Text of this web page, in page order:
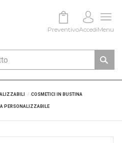
PreventivoAccediMenu
COSMETICI IN BUSTINA
PERSONALIZZABILE